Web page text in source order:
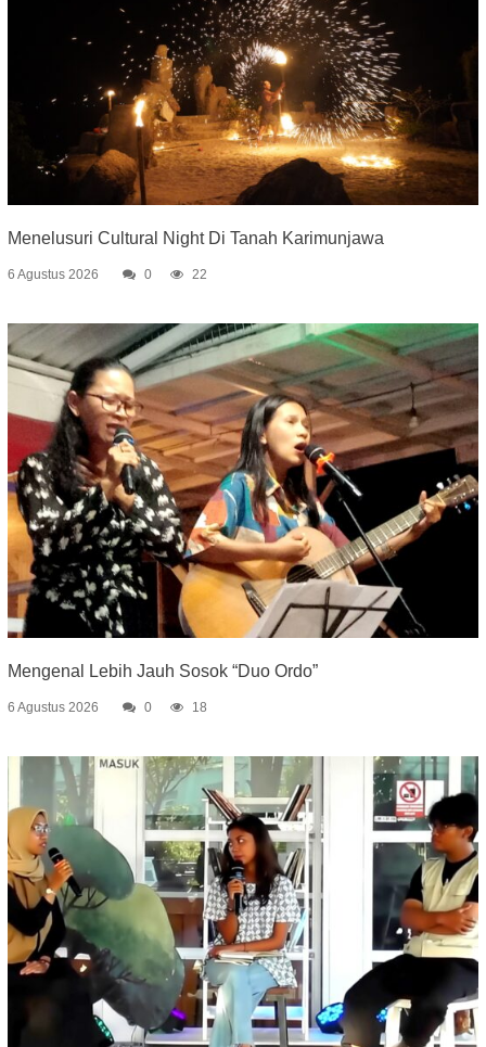
Menelusuri Cultural Night Di Tanah Karimunjawa
6 Agustus 2026 0 22
Mengenal Lebih Jauh Sosok “Duo Ordo”
6 Agustus 2026 0 18